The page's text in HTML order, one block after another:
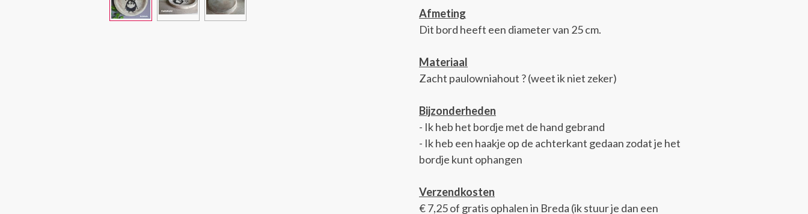
Afmeting
Dit bord heeft een diameter van 25 cm.
Materiaal
Zacht paulowniahout ? (weet ik niet zeker)
Bijzonderheden
- Ik heb het bordje met de hand gebrand
- Ik heb een haakje op de achterkant gedaan zodat je het
bordje kunt ophangen
Verzendkosten
€ 7,25 of gratis ophalen in Breda (ik stuur je dan een